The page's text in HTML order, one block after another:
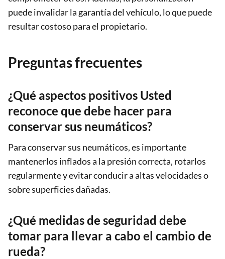
puede invalidar la garantía del vehículo, lo que puede
resultar costoso para el propietario.
Preguntas frecuentes
¿Qué aspectos positivos Usted
reconoce que debe hacer para
conservar sus neumáticos?
Para conservar sus neumáticos, es importante
mantenerlos inflados a la presión correcta, rotarlos
regularmente y evitar conducir a altas velocidades o
sobre superficies dañadas.
¿Qué medidas de seguridad debe
tomar para llevar a cabo el cambio de
rueda?